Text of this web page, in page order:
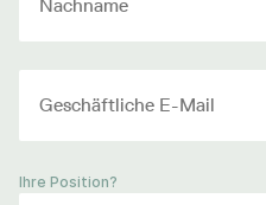
Ihre Position?